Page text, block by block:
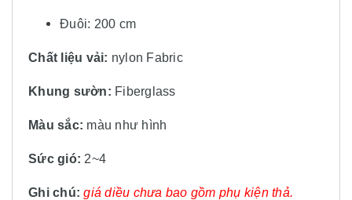
Đuôi: 200 cm
Chất liệu vải: nylon Fabric
Khung sườn: Fiberglass
Màu sắc: màu như hình
Sức gió: 2~4
Ghi chú: giá diều chưa bao gồm phụ kiện thả.